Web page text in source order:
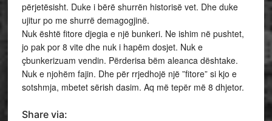
përjetësisht. Duke i bërë shurrën historisë vet. Dhe duke
ujitur po me shurrë demagogjinë.
Nuk është fitore djegia e një bunkeri. Ne ishim në pushtet,
jo pak por 8 vite dhe nuk i hapëm dosjet. Nuk e
çbunkerizuam vendin. Përderisa bëm aleanca dështake.
Nuk e njohëm fajin. Dhe për rrjedhojë një ”fitore” si kjo e
sotshmja, mbetet sërish dasim. Aq më tepër më 8 dhjetor.
Share via: